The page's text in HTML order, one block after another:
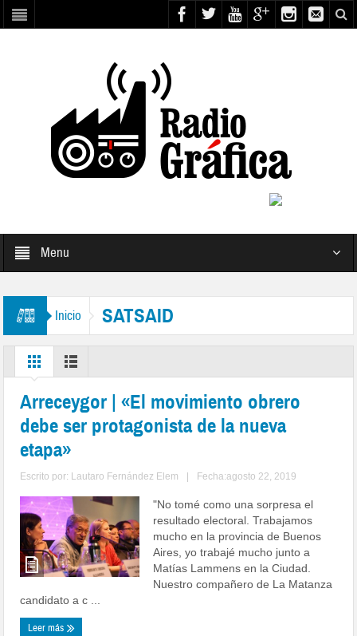
Menu
Inicio SATSAID
Arreceygor | «El movimiento obrero
debe ser protagonista de la nueva
etapa»
Escrito por: Lautaro Fernández Elem Fecha:agosto 22, 2019
"No tomé como una sorpresa el
resultado electoral. Trabajamos
mucho en la provincia de Buenos
Aires, yo trabajé mucho junto a
Matías Lammens en la Ciudad.
Nuestro compañero de La Matanza
candidato a c ...
Leer más